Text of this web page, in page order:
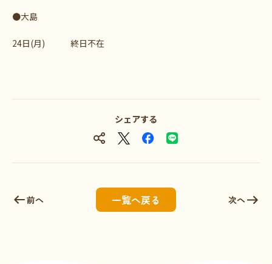
●大島
24日(月) 終日不在
シェアする
前へ 一覧へ戻る 次へ